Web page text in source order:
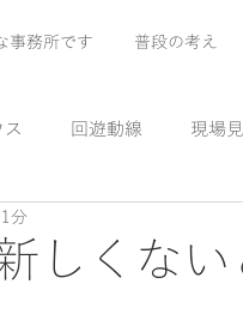
事務所です 普段の考え
ス 回遊動線 現場
展示会
しくない
分